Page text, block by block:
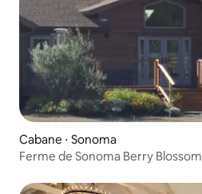
Cabane ⋅ Sonoma
Ferme de Sonoma Berry Blossom